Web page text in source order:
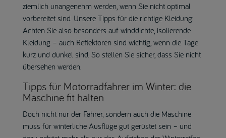
ziemlich unangenehm werden, wenn Sie nicht optimal
vorbereitet sind. Unsere Tipps für die richtige Kleidung:
Achten Sie also besonders auf winddichte, isolierende
Kleidung – auch Reflektoren sind wichtig, wenn die Tage
kurz und dunkel sind. So stellen Sie sicher, dass Sie nicht
übersehen werden.
Tipps für Motorradfahrer im Winter: die
Maschine fit halten
Doch nicht nur der Fahrer, sondern auch die Maschine
muss für winterliche Ausflüge gut gerüstet sein – und